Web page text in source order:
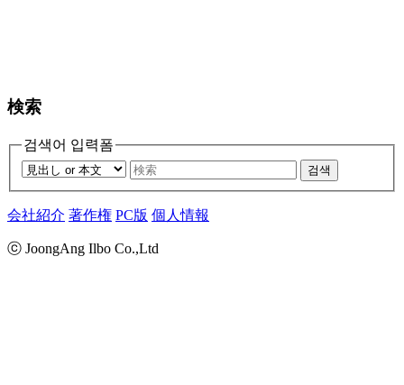
検索
검색어 입력폼
검색
会社紹介 著作権 PC版 個人情報
ⓒ JoongAng Ilbo Co.,Ltd